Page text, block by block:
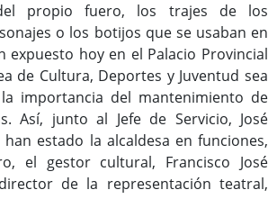
propio fuero, los trajes de los
o los botijos que se usaban en
expuesto hoy en el Palacio Provincial
de Cultura, Deportes y Juventud sea
importancia del mantenimiento de
Así, junto al Jefe de Servicio, José
han estado la alcaldesa en funciones,
el gestor cultural, Francisco José
de la representación teatral,